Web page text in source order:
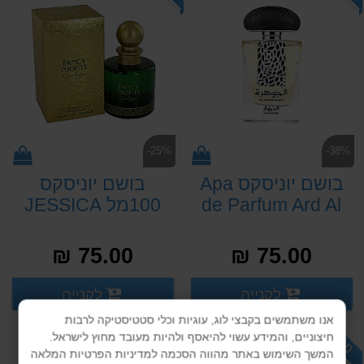
אנו משתמשים בקבצי לוג, עוגיות וכלי סטטיסטיקה לרבות
חיצוניים, והמידע עשוי להיאסף ולהיות מעובד מחוץ לישראל.
המשך השימוש באתר מהווה הסכמה למדיניות הפרטיות המלאה
-38%
בושם יוניסקס Apa
de Parfum Ard Al
75.00 ₪
פרטים נוספים פרטים נוספים לקנייה
-25%
בושם יוניסקס
100מל JESSICA
FANCY NIGHTS
3.4 EDP SP
75.00 ₪
פרטים נוספים
לקנייה
מבצע מבצע